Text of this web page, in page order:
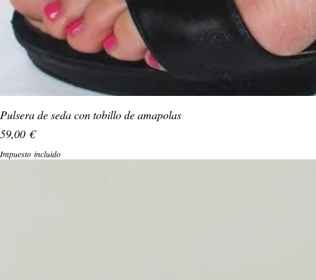
Pulsera de seda con tobillo de amapolas
Precio
59,00 €
Impuesto incluido